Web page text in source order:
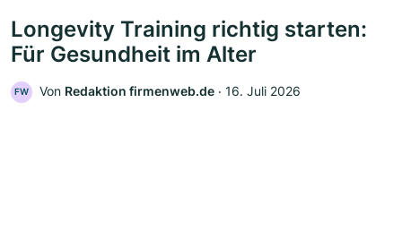
Longevity Training richtig starten:
Für Gesundheit im Alter
FW Von Redaktion firmenweb.de ‧ 16. Juli 2026